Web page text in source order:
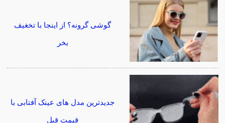
گوشی گرونه؟ از اینجا با تخغیف
بخر
جدیدترین مدل های عینک آفتابی با
قیمت قبل